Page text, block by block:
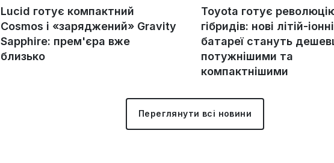
Lucid готує компактний
Cosmos і «заряджений» Gravity
Sapphire: прем'єра вже
близько
Toyota готує
гібридів: нові літій-іонні
батареї стануть
потужнішими та
компактнішими
Переглянути всі новини